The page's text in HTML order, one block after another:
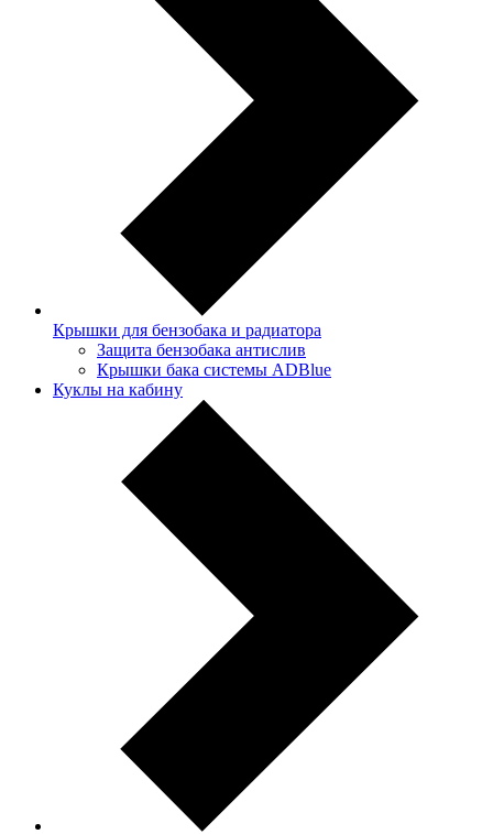
Крышки для бензобака и радиатора
Защита бензобака антислив
Крышки бака системы ADBlue
Куклы на кабину